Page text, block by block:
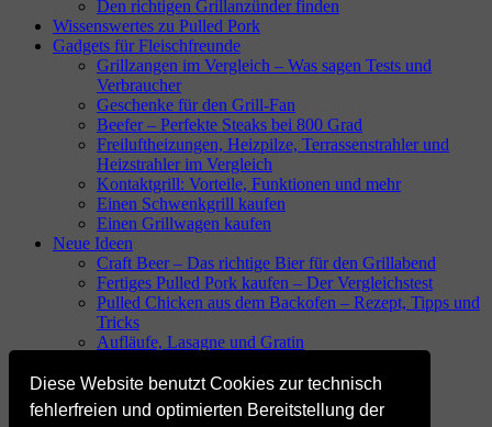
Diese Website benutzt Cookies zur technisch
fehlerfreien und optimierten Bereitstellung der
Den richtigen Grillanzünder finden
Wissenswertes zu Pulled Pork
Gadgets für Fleischfreunde
Grillzangen im Vergleich – Was sagen Tests und
Verbraucher
Geschenke für den Grill-Fan
Beefer – Perfekte Steaks bei 800 Grad
Freiluftheizungen, Heizpilze, Terrassenstrahler und
Heizstrahler im Vergleich
Kontaktgrill: Vorteile, Funktionen und mehr
Einen Schwenkgrill kaufen
Einen Grillwagen kaufen
Neue Ideen
Craft Beer – Das richtige Bier für den Grillabend
Fertiges Pulled Pork kaufen – Der Vergleichstest
Pulled Chicken aus dem Backofen – Rezept, Tipps und
Tricks
Aufläufe, Lasagne und Gratin
Pulled Beef im Backofen
Pulled Lachs – Einfach lecker
Popcorn vom Grill